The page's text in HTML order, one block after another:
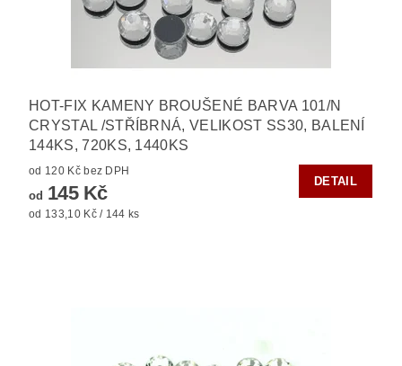
HOT-FIX KAMENY BROUŠENÉ BARVA 101/N
CRYSTAL /STŘÍBRNÁ, VELIKOST SS30, BALENÍ
144KS, 720KS, 1440KS
od 120 Kč bez DPH
od 145 Kč
od 133,10 Kč / 144 ks
DETAIL